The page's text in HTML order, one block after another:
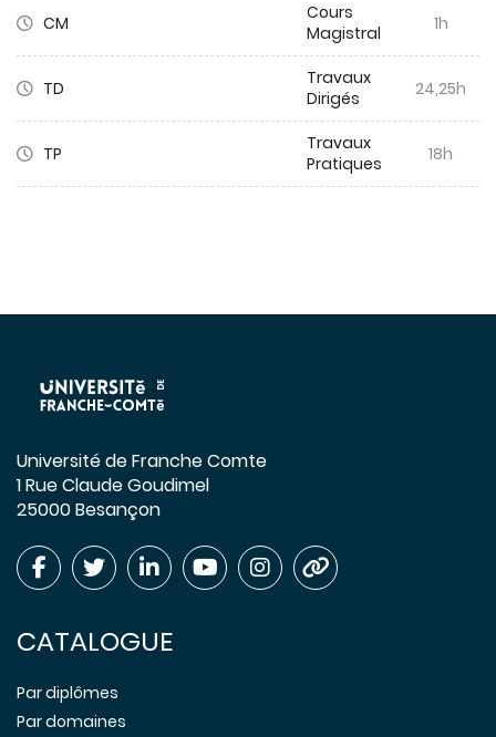
CM
Cours
Magistral
1h
TD
Travaux
Dirigés
24,25h
TP
Travaux
Pratiques
18h
Université de Franche Comte
1 Rue Claude Goudimel
25000 Besançon
CATALOGUE
Par diplômes
Par domaines